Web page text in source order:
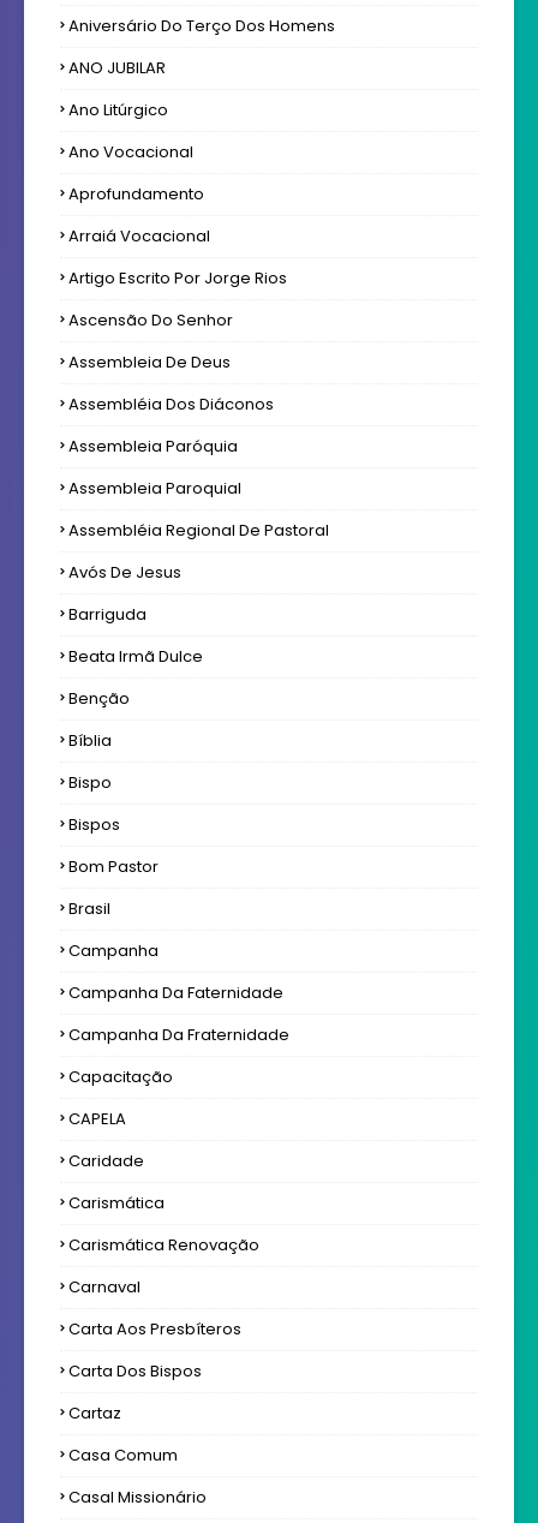
Aniversário Do Terço Dos Homens
ANO JUBILAR
Ano Litúrgico
Ano Vocacional
Aprofundamento
Arraiá Vocacional
Artigo Escrito Por Jorge Rios
Ascensão Do Senhor
Assembleia De Deus
Assembléia Dos Diáconos
Assembleia Paróquia
Assembleia Paroquial
Assembléia Regional De Pastoral
Avós De Jesus
Barriguda
Beata Irmã Dulce
Benção
Bíblia
Bispo
Bispos
Bom Pastor
Brasil
Campanha
Campanha Da Faternidade
Campanha Da Fraternidade
Capacitação
CAPELA
Caridade
Carismática
Carismática Renovação
Carnaval
Carta Aos Presbíteros
Carta Dos Bispos
Cartaz
Casa Comum
Casal Missionário